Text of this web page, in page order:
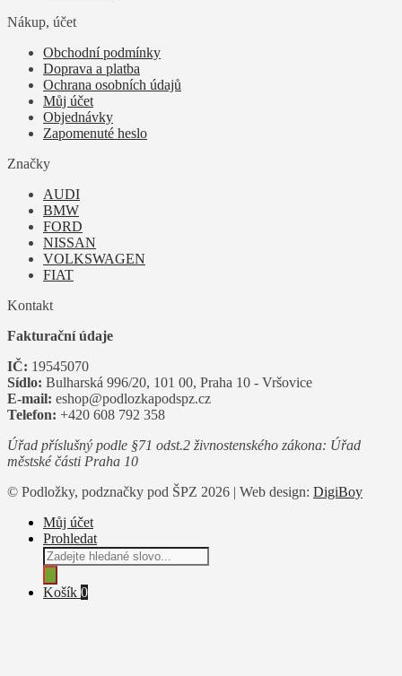
Nákup, účet
Obchodní podmínky
Doprava a platba
Ochrana osobních údajů
Můj účet
Objednávky
Zapomenuté heslo
Značky
AUDI
BMW
FORD
NISSAN
VOLKSWAGEN
FIAT
Kontakt
Fakturační údaje
IČ: 19545070
Sídlo: Bulharská 996/20, 101 00, Praha 10 - Vršovice
E-mail: eshop@podlozkapodspz.cz
Telefon: +420 608 792 358
Úřad příslušný podle §71 odst.2 živnostenského zákona: Úřad
městské části Praha 10
© Podložky, podznačky pod ŠPZ 2026 | Web design: DigiBoy
Můj účet
Prohledat
Products
search
Košík 0